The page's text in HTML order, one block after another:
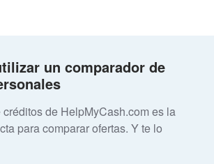
un comparador de
de HelpMyCash.com es la
para comparar ofertas. Y te lo